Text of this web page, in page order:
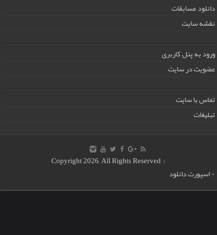
دانلود مسابقات
نقشه سایت
ورود به پنل کاربری
عضویت در سایت
تماس با سایت
تبلیغات
© Copyright 2026, All Rights Reserved
-اسپورت دانلود